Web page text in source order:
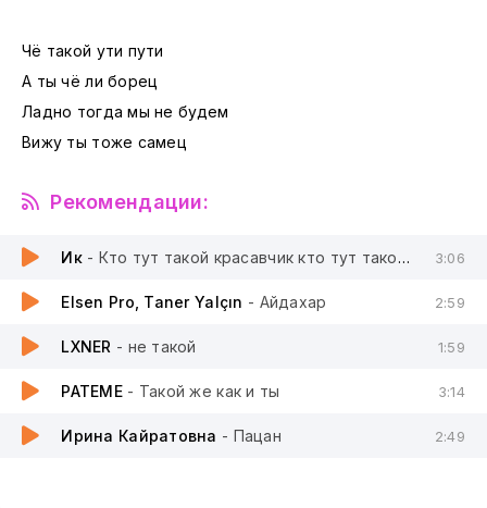
Чё такой ути пути
А ты чё ли борец
Ладно тогда мы не будем
Вижу ты тоже самец
Рекомендации:
Ик - Кто тут такой красавчик кто тут такой молодец 3:06
Elsen Pro, Taner Yalçın - Айдахар 2:59
LXNER - не такой 1:59
PATEME - Такой же как и ты 3:14
Ирина Кайратовна - Пацан 2:49